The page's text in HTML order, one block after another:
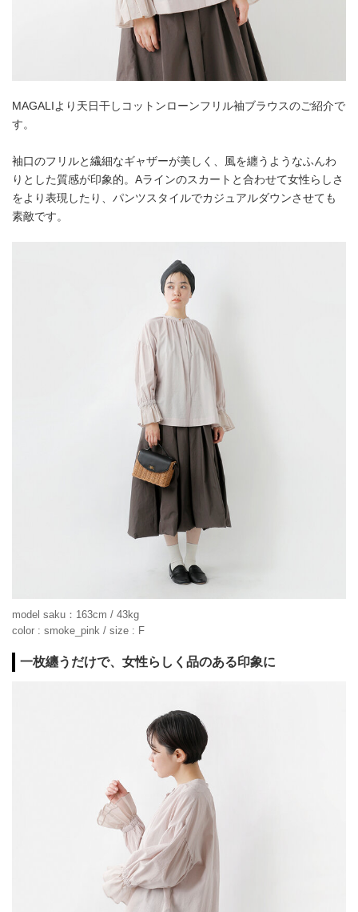
MAGALIより天日干しコットンローンフリル袖ブラウスのご紹介で
す。
袖口のフリルと繊細なギャザーが美しく、風を纏うようなふんわ
りとした質感が印象的。Aラインのスカートと合わせて女性らしさ
をより表現したり、パンツスタイルでカジュアルダウンさせても
素敵です。
model saku：163cm / 43kg
color : smoke_pink / size : F
一枚纏うだけで、女性らしく品のある印象に